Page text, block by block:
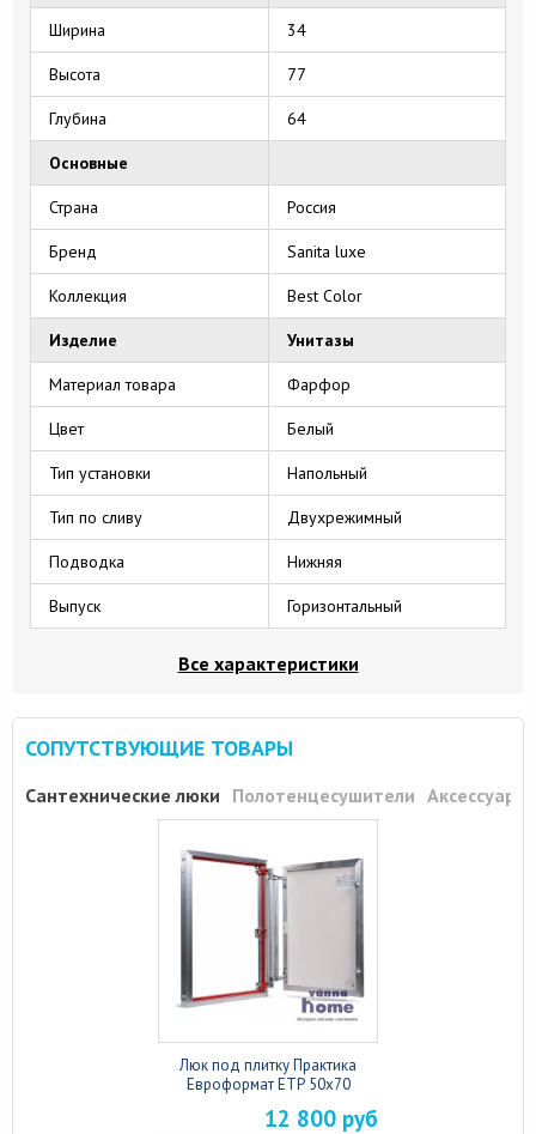
Ширина 34
Высота 77
Глубина 64
Основные
Страна Россия
Бренд Sanita luxe
Коллекция Best Color
Изделие Унитазы
Материал товара Фарфор
Цвет Белый
Тип установки Напольный
Тип по сливу Двухрежимный
Подводка Нижняя
Выпуск Горизонтальный
Все характеристики
СОПУТСТВУЮЩИЕ ТОВАРЫ
Сантехнические люки Полотенцесушители Аксессуары
Люк под плитку Практика
Евроформат ЕТР 50x70
12 800 руб